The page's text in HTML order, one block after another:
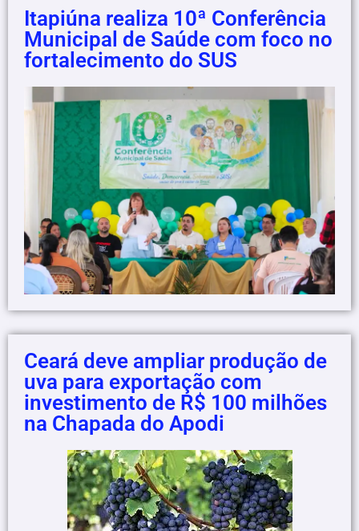
Itapiúna realiza 10ª Conferência
Municipal de Saúde com foco no
fortalecimento do SUS
Ceará deve ampliar produção de
uva para exportação com
investimento de R$ 100 milhões
na Chapada do Apodi